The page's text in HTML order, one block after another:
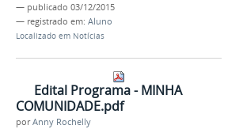
— publicado 03/12/2015
— registrado em: Aluno
Localizado em Notícias
Edital Programa - MINHA
COMUNIDADE.pdf
porAnny Rochelly